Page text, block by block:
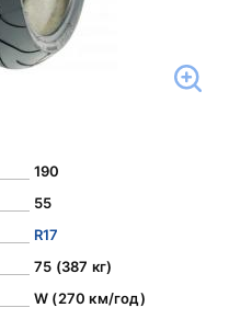
190
55
R17
75 (387 кг)
W (270 км/год)